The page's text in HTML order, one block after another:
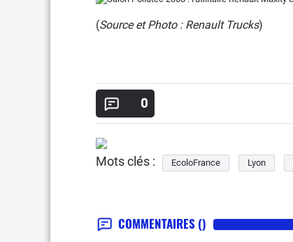
(Source et Photo : Renault Trucks)
0
Mots clés : EcoloFrance Lyon
COMMENTAIRES ()